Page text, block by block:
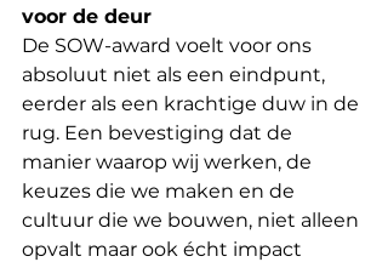
voor de deur
De SOW-award voelt voor ons
absoluut niet als een eindpunt,
eerder als een krachtige duw in de
rug. Een bevestiging dat de
manier waarop wij werken, de
keuzes die we maken en de
cultuur die we bouwen, niet alleen
opvalt maar ook écht impact